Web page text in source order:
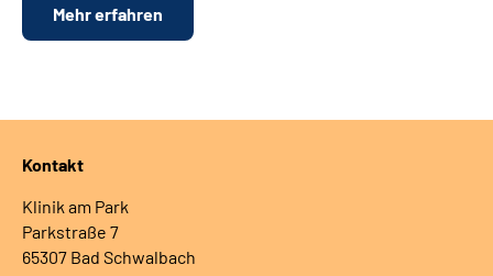
Mehr erfahren
Kontakt
Klinik am Park
Parkstraße 7
65307 Bad Schwalbach